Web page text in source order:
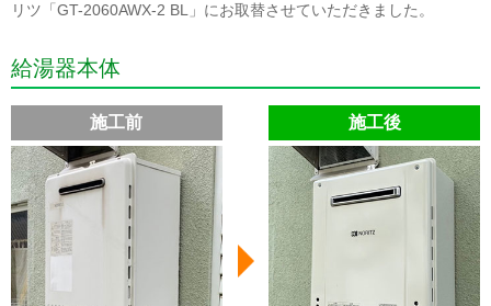
リツ「GT-2060AWX-2 BL」にお取替させていただきました。
給湯器本体
施工前 施工後